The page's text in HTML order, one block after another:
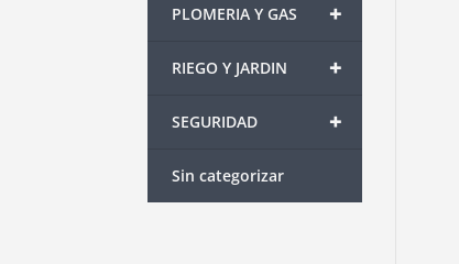
+
PLOMERIA Y GAS
+
RIEGO Y JARDIN
+
SEGURIDAD
Sin categorizar